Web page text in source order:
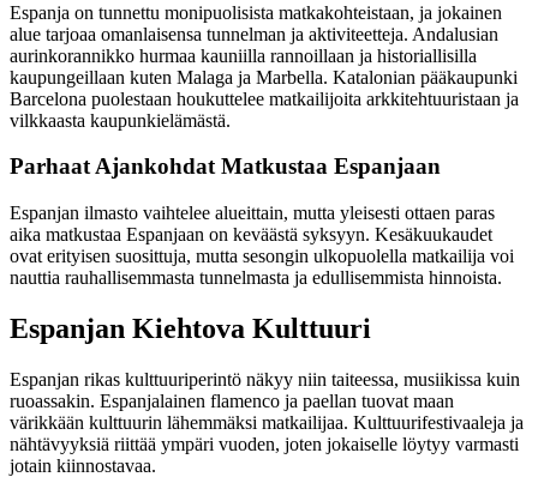
Espanja on tunnettu monipuolisista matkakohteistaan, ja jokainen
alue tarjoaa omanlaisensa tunnelman ja aktiviteetteja. Andalusian
aurinkorannikko hurmaa kauniilla rannoillaan ja historiallisilla
kaupungeillaan kuten Malaga ja Marbella. Katalonian pääkaupunki
Barcelona puolestaan houkuttelee matkailijoita arkkitehtuuristaan ja
vilkkaasta kaupunkielämästä.
Parhaat Ajankohdat Matkustaa Espanjaan
Espanjan ilmasto vaihtelee alueittain, mutta yleisesti ottaen paras
aika matkustaa Espanjaan on keväästä syksyyn. Kesäkuukaudet
ovat erityisen suosittuja, mutta sesongin ulkopuolella matkailija voi
nauttia rauhallisemmasta tunnelmasta ja edullisemmista hinnoista.
Espanjan Kiehtova Kulttuuri
Espanjan rikas kulttuuriperintö näkyy niin taiteessa, musiikissa kuin
ruoassakin. Espanjalainen flamenco ja paellan tuovat maan
värikkään kulttuurin lähemmäksi matkailijaa. Kulttuurifestivaaleja ja
nähtävyyksiä riittää ympäri vuoden, joten jokaiselle löytyy varmasti
jotain kiinnostavaa.